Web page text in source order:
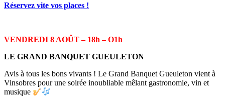
Réservez vite vos places !
VENDREDI 8 AOÛT – 18h – O1h
LE GRAND BANQUET GUEULETON
Avis à tous les bons vivants ! Le Grand Banquet Gueuleton vient à
Vinsobres pour une soirée inoubliable mêlant gastronomie, vin et
musique